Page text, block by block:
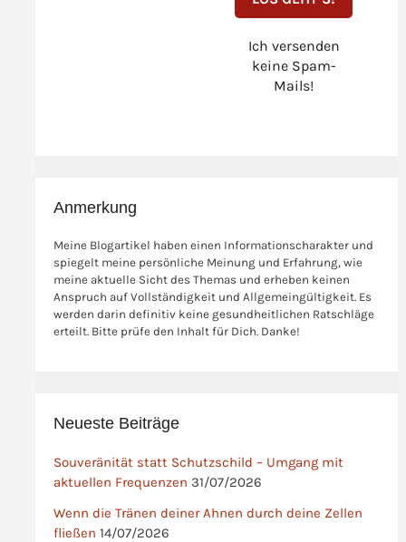
Ich versenden
keine Spam-
Mails!
Anmerkung
Meine Blogartikel haben einen Informationscharakter und
spiegelt meine persönliche Meinung und Erfahrung, wie
meine aktuelle Sicht des Themas und erheben keinen
Anspruch auf Vollständigkeit und Allgemeingültigkeit. Es
werden darin definitiv keine gesundheitlichen Ratschläge
erteilt. Bitte prüfe den Inhalt für Dich. Danke!
Neueste Beiträge
Souveränität statt Schutzschild – Umgang mit
aktuellen Frequenzen 31/07/2026
Wenn die Tränen deiner Ahnen durch deine Zellen
fließen 14/07/2026